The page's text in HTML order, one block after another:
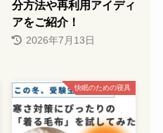
分方法や再利用アイディ
アをご紹介！
2026年7月13日
快眠のための寝具